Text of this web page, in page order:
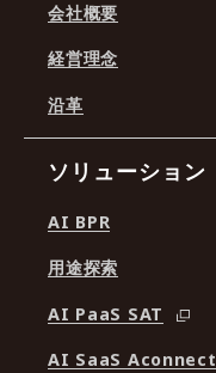
会社概要
経営理念
沿革
ソリューション
AI BPR
用途探索
AI PaaS SAT
AI SaaS Aconnect